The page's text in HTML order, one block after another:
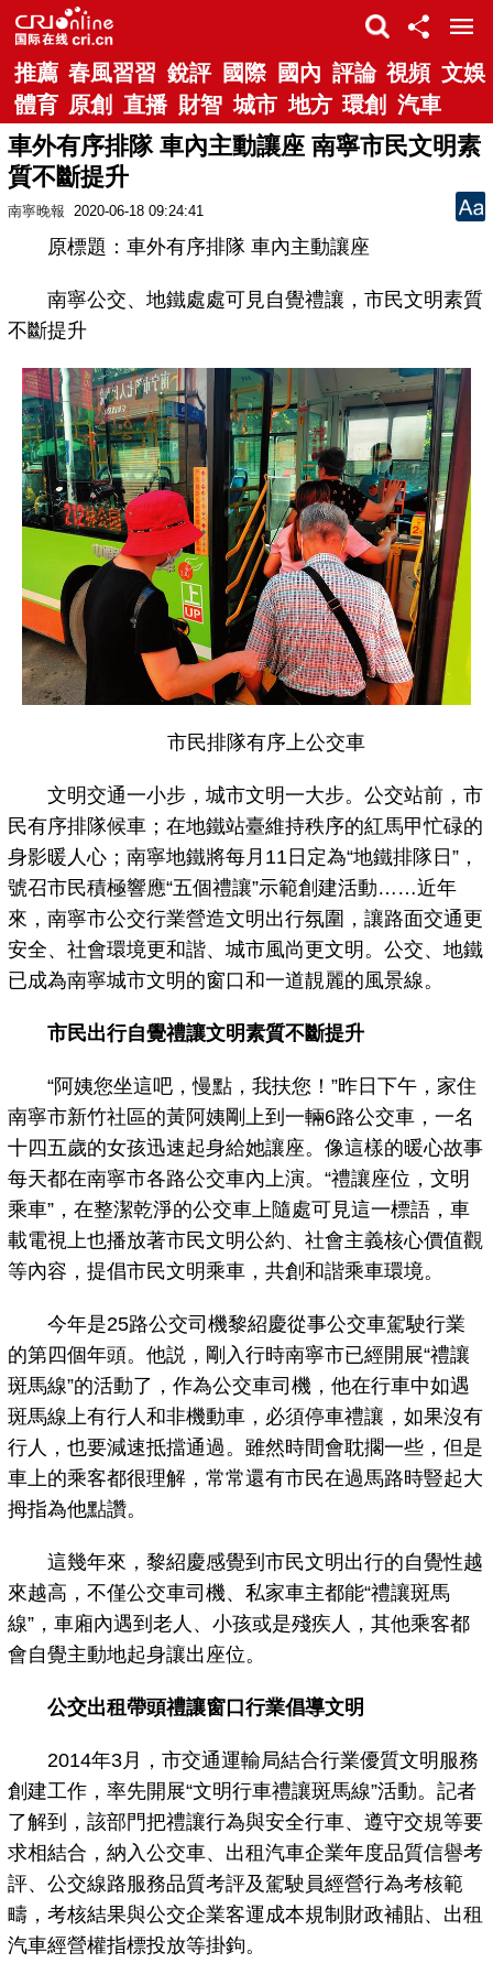
推薦 春風習習 銳評 國際 國內 評論 視頻 文娛
體育 原創 直播 財智 城市 地方 環創 汽車
車外有序排隊 車內主動讓座 南寧市民文明素
質不斷提升
南寧晚報 2020-06-18 09:24:41
原標題：車外有序排隊 車內主動讓座
南寧公交、地鐵處處可見自覺禮讓，市民文明素質
不斷提升
市民排隊有序上公交車
文明交通一小步，城市文明一大步。公交站前，市
民有序排隊候車；在地鐵站臺維持秩序的紅馬甲忙碌的
身影暖人心；南寧地鐵將每月11日定為“地鐵排隊日”，
號召市民積極響應“五個禮讓”示範創建活動……近年
來，南寧市公交行業營造文明出行氛圍，讓路面交通更
安全、社會環境更和諧、城市風尚更文明。公交、地鐵
已成為南寧城市文明的窗口和一道靚麗的風景線。
市民出行自覺禮讓文明素質不斷提升
“阿姨您坐這吧，慢點，我扶您！”昨日下午，家住
南寧市新竹社區的黃阿姨剛上到一輛6路公交車，一名
十四五歲的女孩迅速起身給她讓座。像這樣的暖心故事
每天都在南寧市各路公交車內上演。“禮讓座位，文明
乘車”，在整潔乾淨的公交車上隨處可見這一標語，車
載電視上也播放著市民文明公約、社會主義核心價值觀
等內容，提倡市民文明乘車，共創和諧乘車環境。
今年是25路公交司機黎紹慶從事公交車駕駛行業
的第四個年頭。他説，剛入行時南寧市已經開展“禮讓
斑馬線”的活動了，作為公交車司機，他在行車中如遇
斑馬線上有行人和非機動車，必須停車禮讓，如果沒有
行人，也要減速抵擋通過。雖然時間會耽擱一些，但是
車上的乘客都很理解，常常還有市民在過馬路時豎起大
拇指為他點讚。
這幾年來，黎紹慶感覺到市民文明出行的自覺性越
來越高，不僅公交車司機、私家車主都能“禮讓斑馬
線”，車廂內遇到老人、小孩或是殘疾人，其他乘客都
會自覺主動地起身讓出座位。
公交出租帶頭禮讓窗口行業倡導文明
2014年3月，市交通運輸局結合行業優質文明服務
創建工作，率先開展“文明行車禮讓斑馬線”活動。記者
了解到，該部門把禮讓行為與安全行車、遵守交規等要
求相結合，納入公交車、出租汽車企業年度品質信譽考
評、公交線路服務品質考評及駕駛員經營行為考核範
疇，考核結果與公交企業客運成本規制財政補貼、出租
汽車經營權指標投放等掛鉤。